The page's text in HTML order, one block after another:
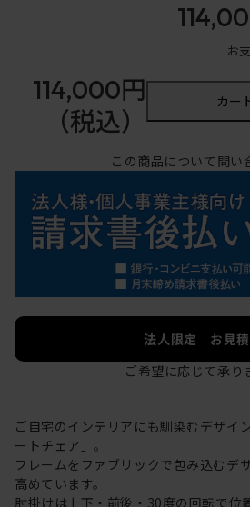
お
114,000円
（税込）
カー
この商品について問い
法人限定 お見積
ご希望に応じて承り
ご自宅のインテリアにも馴染むデザイ
ートチェア」。
フレームをファブリックで包み込むデ
高めています。
肘掛けは上下・前後・30度の回転で位